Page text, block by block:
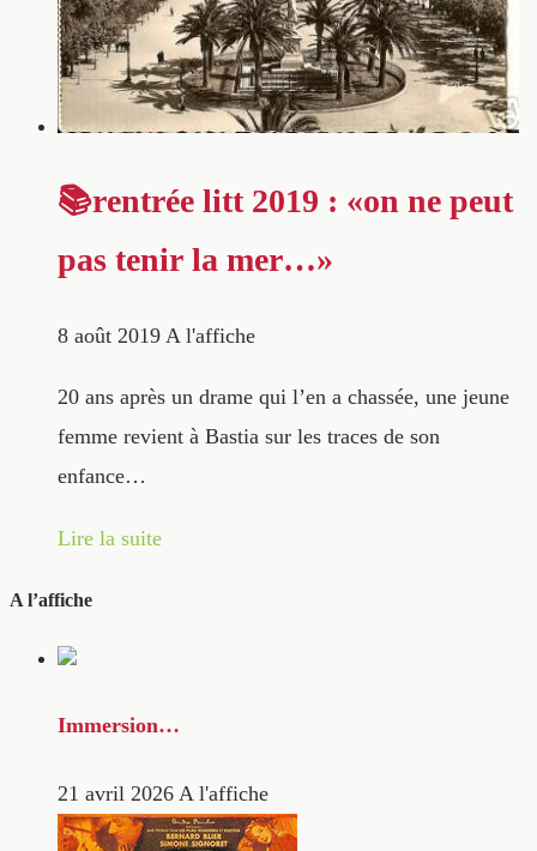
📚rentrée litt 2019 : «on ne peut
pas tenir la mer…»
8 août 2019 A l'affiche
20 ans après un drame qui l’en a chassée, une jeune
femme revient à Bastia sur les traces de son
enfance…
Lire la suite
A l’affiche
Immersion…
21 avril 2026 A l'affiche